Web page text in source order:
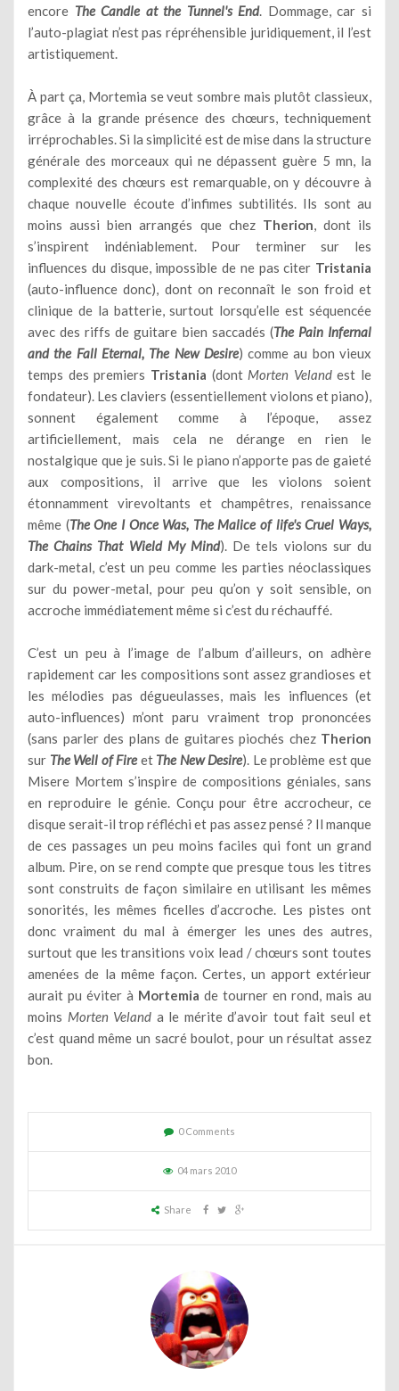
encore The Candle at the Tunnel's End. Dommage, car si
l’auto-plagiat n’est pas répréhensible juridiquement, il l’est
artistiquement.
À part ça, Mortemia se veut sombre mais plutôt classieux,
grâce à la grande présence des chœurs, techniquement
irréprochables. Si la simplicité est de mise dans la structure
générale des morceaux qui ne dépassent guère 5 mn, la
complexité des chœurs est remarquable, on y découvre à
chaque nouvelle écoute d’infimes subtilités. Ils sont au
moins aussi bien arrangés que chez Therion, dont ils
s’inspirent indéniablement. Pour terminer sur les
influences du disque, impossible de ne pas citer Tristania
(auto-influence donc), dont on reconnaît le son froid et
clinique de la batterie, surtout lorsqu’elle est séquencée
avec des riffs de guitare bien saccadés (The Pain Infernal
and the Fall Eternal, The New Desire) comme au bon vieux
temps des premiers Tristania (dont Morten Velandest le
fondateur). Les claviers (essentiellement violons et piano),
sonnent également comme à l’époque, assez
artificiellement, mais cela ne dérange en rien le
nostalgique que je suis. Si le piano n’apporte pas de gaieté
aux compositions, il arrive que les violons soient
étonnamment virevoltants et champêtres, renaissance
même (The One I Once Was, The Malice of life's Cruel Ways,
The Chains That Wield My Mind). De tels violons sur du
dark-metal, c’est un peu comme les parties néoclassiques
sur du power-metal, pour peu qu’on y soit sensible, on
accroche immédiatement même si c’est du réchauffé.
C’est un peu à l’image de l’album d’ailleurs, on adhère
rapidement car les compositions sont assez grandioses et
les mélodies pas dégueulasses, mais les influences (et
auto-influences) m’ont paru vraiment trop prononcées
(sans parler des plans de guitares piochés chez Therion
sur The Well of Fireet The New Desire). Le problème est que
Misere Mortem s’inspire de compositions géniales, sans
en reproduire le génie. Conçu pour être accrocheur, ce
disque serait-il trop réfléchi et pas assez pensé ? Il manque
de ces passages un peu moins faciles qui font un grand
album. Pire, on se rend compte que presque tous les titres
sont construits de façon similaire en utilisant les mêmes
sonorités, les mêmes ficelles d’accroche. Les pistes ont
donc vraiment du mal à émerger les unes des autres,
surtout que les transitions voix lead / chœurs sont toutes
amenées de la même façon. Certes, un apport extérieur
aurait pu éviter à Mortemia de tourner en rond, mais au
moins Morten Veland a le mérite d’avoir tout fait seul et
c’est quand même un sacré boulot, pour un résultat assez
bon.
0 Comments
04 mars 2010
Share